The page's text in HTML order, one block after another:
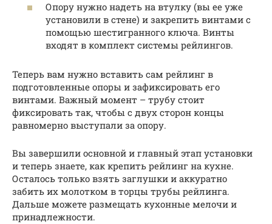
Опору нужно надеть на втулку (вы ее уже
установили в стене) и закрепить винтами с
помощью шестигранного ключа. Винты
входят в комплект системы рейлингов.
Теперь вам нужно вставить сам рейлинг в
подготовленные опоры и зафиксировать его
винтами. Важный момент – трубу стоит
фиксировать так, чтобы с двух сторон концы
равномерно выступали за опору.
Вы завершили основной и главный этап установки
и теперь знаете, как крепить рейлинг на кухне.
Осталось только взять заглушки и аккуратно
забить их молотком в торцы трубы рейлинга.
Дальше можете размещать кухонные мелочи и
принадлежности.